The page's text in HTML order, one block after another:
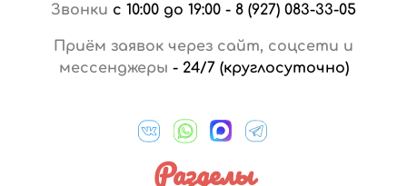
Звонки с 10:00 до 19:00 - 8 (927) 083-33-05
Приём заявок через сайт, соцсети и
мессенджеры - 24/7 (круглосуточно)
Разделы